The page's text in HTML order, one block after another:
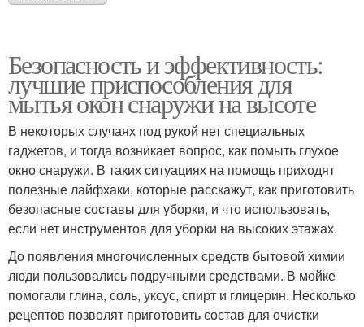
Безопасность и эффективность:
лучшие приспособления для
мытья окон снаружи на высоте
В некоторых случаях под рукой нет специальных
гаджетов, и тогда возникает вопрос, как помыть глухое
окно снаружи. В таких ситуациях на помощь приходят
полезные лайфхаки, которые расскажут, как приготовить
безопасные составы для уборки, и что использовать,
если нет инструментов для уборки на высоких этажах.
До появления многочисленных средств бытовой химии
люди пользовались подручными средствами. В мойке
помогали глина, соль, уксус, спирт и глицерин. Несколько
рецептов позволят приготовить состав для очистки